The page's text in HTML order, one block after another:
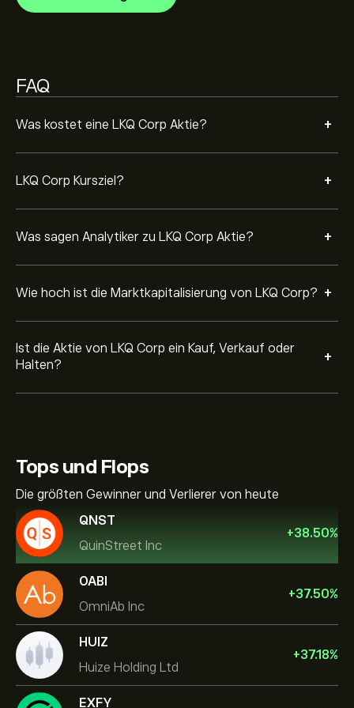
FAQ
Was kostet eine LKQ Corp Aktie? +
LKQ Corp Kursziel? +
Was sagen Analytiker zu LKQ Corp Aktie? +
Wie hoch ist die Marktkapitalisierung von LKQ Corp? +
Ist die Aktie von LKQ Corp ein Kauf, Verkauf oder
Halten?
+
Tops und Flops
Die größten Gewinner und Verlierer von heute
QNST
QuinStreet Inc
+38.50%
OABI
OmniAb Inc
+37.50%
HUIZ
Huize Holding Ltd
+37.18%
EXFY